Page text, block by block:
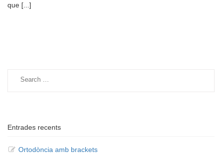
que [...]
Entrades recents
Ortodòncia amb brackets